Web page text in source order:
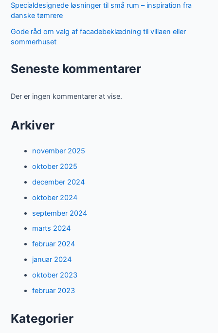
Specialdesignede løsninger til små rum – inspiration fra
danske tømrere
Gode råd om valg af facadebeklædning til villaen eller
sommerhuset
Seneste kommentarer
Der er ingen kommentarer at vise.
Arkiver
november 2025
oktober 2025
december 2024
oktober 2024
september 2024
marts 2024
februar 2024
januar 2024
oktober 2023
februar 2023
Kategorier